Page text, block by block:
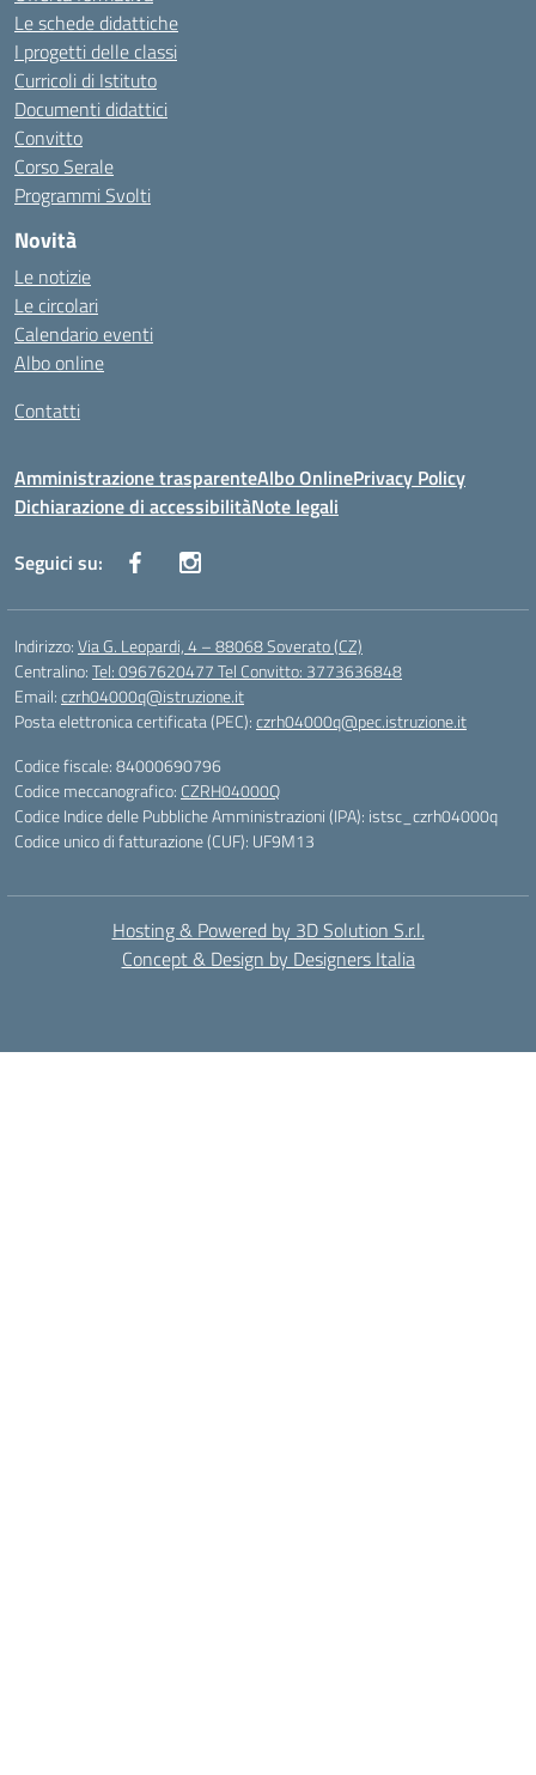
Le schede didattiche
I progetti delle classi
Curricoli di Istituto
Documenti didattici
Convitto
Corso Serale
Programmi Svolti
Novità
Le notizie
Le circolari
Calendario eventi
Albo online
Contatti
Amministrazione trasparenteAlbo OnlinePrivacy Policy
Dichiarazione di accessibilitàNote legali
Seguici su:
Indirizzo:Via G. Leopardi, 4 – 88068 Soverato (CZ)
Centralino:Tel: 0967620477 Tel Convitto: 3773636848
Email:czrh04000q@istruzione.it
Posta elettronica certificata (PEC):czrh04000q@pec.istruzione.it
Codice fiscale: 84000690796
Codice meccanografico: CZRH04000Q
Codice Indice delle Pubbliche Amministrazioni (IPA): istsc_czrh04000q
Codice unico di fatturazione (CUF): UF9M13
Hosting & Powered by 3D Solution S.r.l.
Concept & Design by Designers Italia